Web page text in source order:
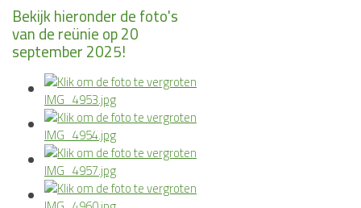
Bekijk hieronder de foto's
van de reünie op 20
september 2025!